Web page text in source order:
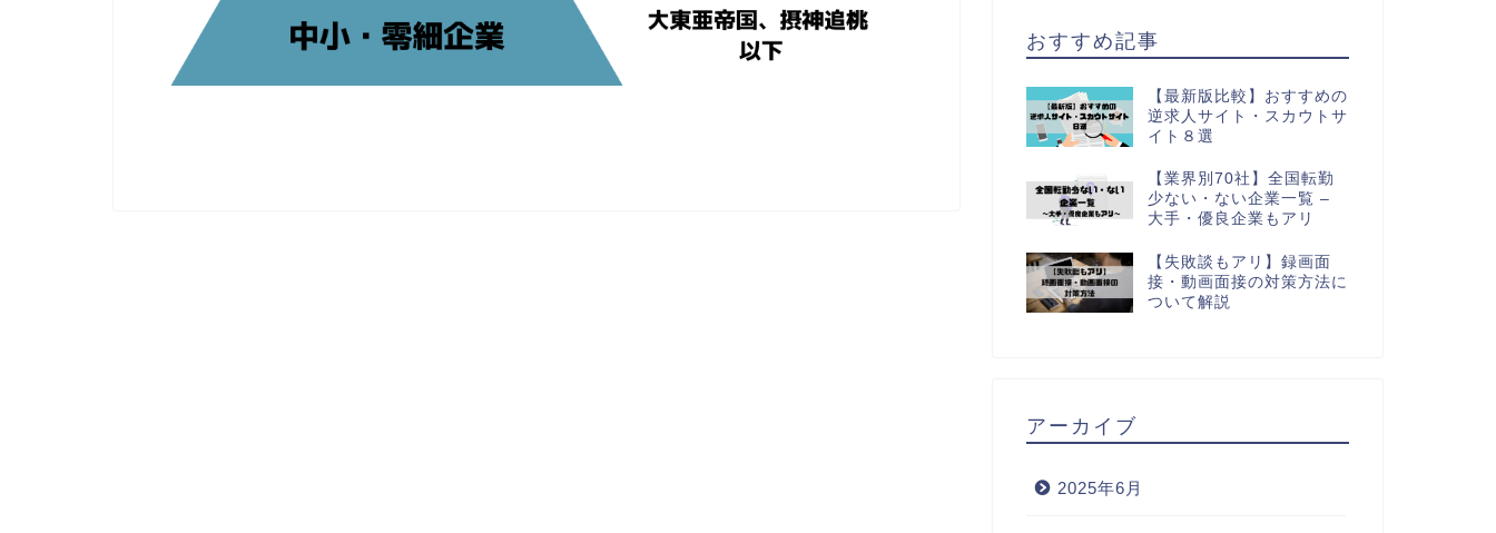
おすすめ記事
【最新版比較】おすすめの
逆求人サイト・スカウトサ
イト８選
【業界別70社】全国転勤
少ない・ない企業一覧 –
大手・優良企業もアリ
【失敗談もアリ】録画面
接・動画面接の対策方法に
ついて解説
アーカイブ
2025年6月